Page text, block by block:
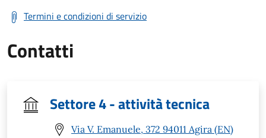
Termini e condizioni di servizio
Contatti
Settore 4 - attività tecnica
Via V. Emanuele, 372 94011 Agira (EN)